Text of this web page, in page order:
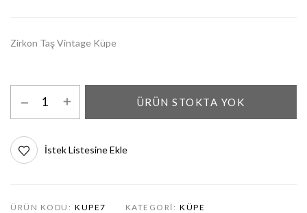
Zirkon Taş Vintage Küpe
ÜRÜN STOKTA YOK
İstek Listesine Ekle
ÜRÜN KODU: KUPE7 KATEGORI: KÜPE